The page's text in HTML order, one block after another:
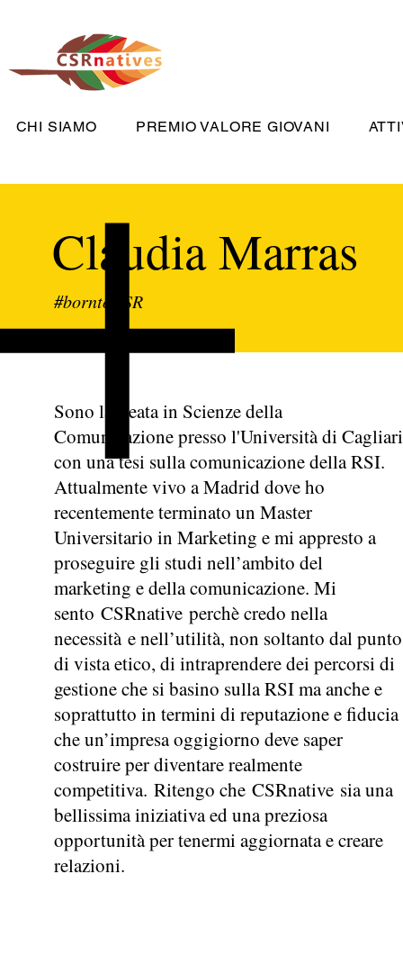
CHI SIAMO PREMIO VALORE GIOVANI
Claudia Marras
#borntoCSR
Sono laureata in Scienze della
Comunicazione presso l'Università di Cagliari
con una tesi sulla comunicazione della RSI.
Attualmente vivo a Madrid dove ho
recentemente terminato un Master
Universitario in Marketing e mi appresto a
proseguire gli studi nell’ambito del
marketing e della comunicazione. Mi
sento CSRnative perchè credo nella
necessità e nell’utilità, non soltanto dal punto
di vista etico, di intraprendere dei percorsi di
gestione che si basino sulla RSI ma anche e
soprattutto in termini di reputazione e fiducia
che un’impresa oggigiorno deve saper
costruire per diventare realmente
competitiva. Ritengo che CSRnative sia una
bellissima iniziativa ed una preziosa
opportunità per tenermi aggiornata e creare
relazioni.